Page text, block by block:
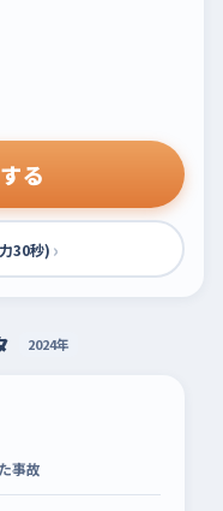
る
30秒) ›
2024年
事故